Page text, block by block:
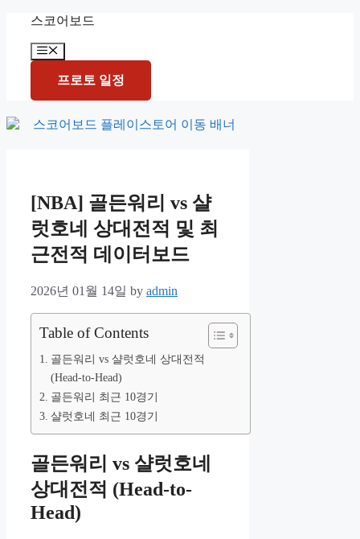
content
스코어보드
Menu
프로토 일정
[NBA] 골든워리 vs 샬
럿호네 상대전적 및 최
근전적 데이터보드
2026년 01월 14일 by admin
Table of Contents
골든워리 vs 샬럿호네 상대전적
(Head-to-Head)
골든워리 최근 10경기
샬럿호네 최근 10경기
골든워리 vs 샬럿호네
상대전적 (Head-to-
Head)